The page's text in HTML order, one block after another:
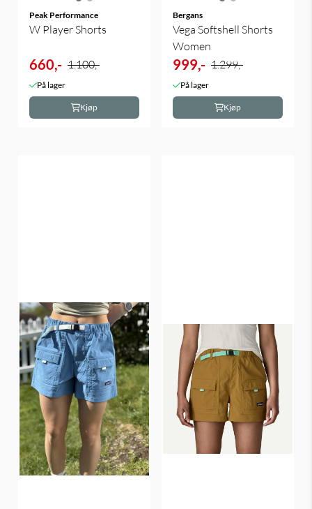
Peak Performance
W Player Shorts
660,- 1.100,-
På lager
Kjøp
Bergans
Vega Softshell Shorts
Women
999,- 1.299,-
På lager
Kjøp